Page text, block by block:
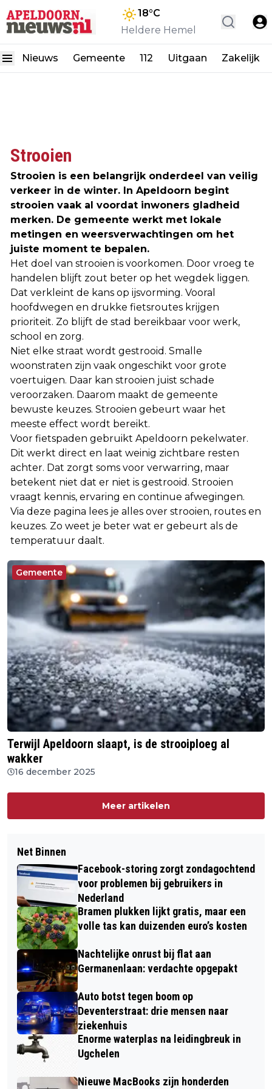
18°C
Heldere Hemel
Nieuws Gemeente 112 Uitgaan Zakelijk
Strooien
Strooien is een belangrijk onderdeel van veilig
verkeer in de winter. In Apeldoorn begint
strooien vaak al voordat inwoners gladheid
merken. De gemeente werkt met lokale
metingen en weersverwachtingen om het
juiste moment te bepalen.
Het doel van strooien is voorkomen. Door vroeg te
handelen blijft zout beter op het wegdek liggen.
Dat verkleint de kans op ijsvorming. Vooral
hoofdwegen en drukke fietsroutes krijgen
prioriteit. Zo blijft de stad bereikbaar voor werk,
school en zorg.
Niet elke straat wordt gestrooid. Smalle
woonstraten zijn vaak ongeschikt voor grote
voertuigen. Daar kan strooien juist schade
veroorzaken. Daarom maakt de gemeente
bewuste keuzes. Strooien gebeurt waar het
meeste effect wordt bereikt.
Voor fietspaden gebruikt Apeldoorn pekelwater.
Dit werkt direct en laat weinig zichtbare resten
achter. Dat zorgt soms voor verwarring, maar
betekent niet dat er niet is gestrooid. Strooien
vraagt kennis, ervaring en continue afwegingen.
Via deze pagina lees je alles over strooien, routes en
keuzes. Zo weet je beter wat er gebeurt als de
temperatuur daalt.
Gemeente
Terwijl Apeldoorn slaapt, is de strooiploeg al
wakker
16 december 2025
Meer artikelen
Net Binnen
Facebook-storing zorgt zondagochtend
voor problemen bij gebruikers in
Nederland
Bramen plukken lijkt gratis, maar een
volle tas kan duizenden euro’s kosten
Nachtelijke onrust bij flat aan
Germanenlaan: verdachte opgepakt
Auto botst tegen boom op
Deventerstraat: drie mensen naar
ziekenhuis
Enorme waterplas na leidingbreuk in
Ugchelen
Nieuwe MacBooks zijn honderden